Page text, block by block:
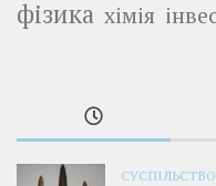
фізика хімія
СУСПІЛЬСТВО